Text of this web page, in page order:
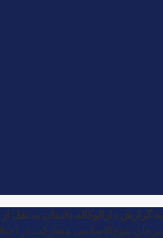
به گزارش دارالوکاله دادمان به نقل از
مرجان شیخ‌الاسلامی مشارکت در